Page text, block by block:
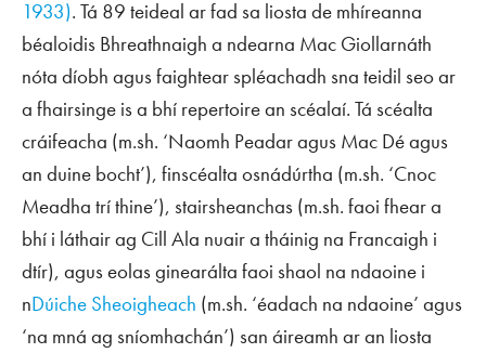
1933). Tá 89 teideal ar fad sa liosta de mhíreanna
béaloidis Bhreathnaigh a ndearna Mac Giollarnáth
nóta díobh agus faightear spléachadh sna teidil seo ar
a fhairsinge is a bhí repertoirean scéalaí. Tá scéalta
cráifeacha (m.sh. ‘Naomh Peadar agus Mac Dé agus
an duine bocht’), finscéalta osnádúrtha (m.sh. ‘Cnoc
Meadha trí thine’), stairsheanchas (m.sh. faoi fhear a
bhí i láthair ag Cill Ala nuair a tháinig na Francaigh i
dtír), agus eolas ginearálta faoi shaol na ndaoine i
nDúiche Sheoigheach (m.sh. ‘éadach na ndaoine’ agus
‘na mná ag sníomhachán’) san áireamh ar an liosta